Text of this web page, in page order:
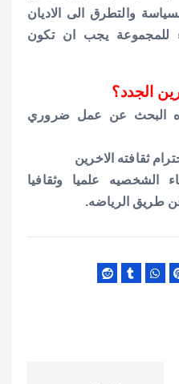
والتطرق الى الاديان
للمجموعة يجب ان تكون
الجدد؟
البحث عن عمل ضروري
ثقافته الاخرين
الشخصيه علميا وثقافيا
طريق الرياضه.